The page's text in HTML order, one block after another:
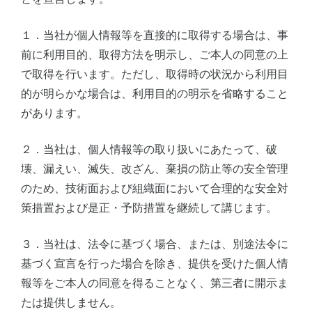
１．当社が個人情報等を直接的に取得する場合は、事
前に利用目的、取得方法を明示し、ご本人の同意の上
で取得を行います。ただし、取得時の状況から利用目
的が明らかな場合は、利用目的の明示を省略すること
があります。
２．当社は、個人情報等の取り扱いにあたって、破
壊、漏えい、滅失、改ざん、棄損の防止等の安全管理
のため、技術面および組織面において合理的な安全対
策措置および是正・予防措置を継続して講じます。
３．当社は、法令に基づく場合、または、別途法令に
基づく宣言を行った場合を除き、提供を受けた個人情
報等をご本人の同意を得ることなく、第三者に開示ま
たは提供しません。